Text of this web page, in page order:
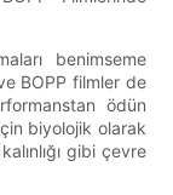
benimseme
BOPP filmler de
ödün
biyolojik olarak
gibi çevre